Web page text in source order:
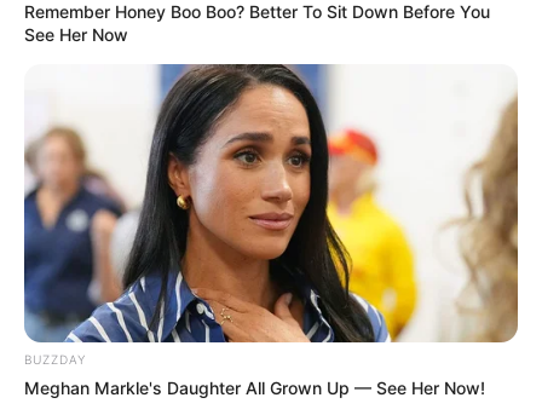
ΤΑΥΤΟΤΗΤΑ ΚΑΙ ΕΠΙΚΟΙΝΩΝΙΑ ΟΡΟΙ ΧΡΗΣΗΣ
Remember Honey Boo Boo? Better To Sit Down Before You
See Her Now
BUZZDAY
Meghan Markle's Daughter All Grown Up — See Her Now!